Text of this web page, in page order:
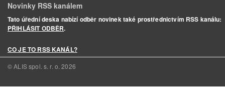
Novinky RSS kanálem
Tato úřední deska nabízí odběr novinek také prostřednictvím RSS kanálu:
PŘIHLÁSIT ODBĚR.
CO JE TO RSS KANÁL?
© ALIS spol. s. r. o.2026